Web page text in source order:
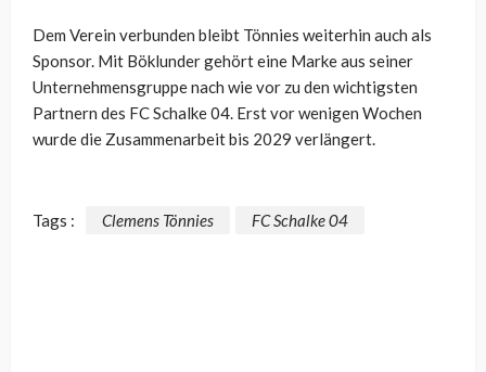
Dem Verein verbunden bleibt Tönnies weiterhin auch als
Sponsor. Mit Böklunder gehört eine Marke aus seiner
Unternehmensgruppe nach wie vor zu den wichtigsten
Partnern des FC Schalke 04. Erst vor wenigen Wochen
wurde die Zusammenarbeit bis 2029 verlängert.
Tags : Clemens Tönnies FC Schalke 04